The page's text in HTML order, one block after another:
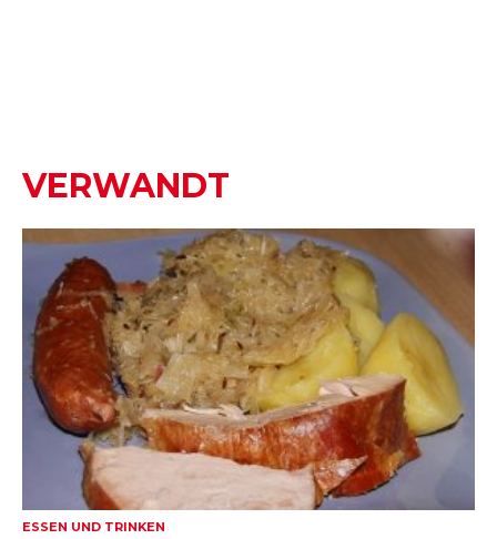
VERWANDT
ESSEN UND TRINKEN